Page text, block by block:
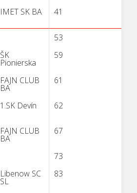
IMET SK BA 41
53
ŠK
Pionierska
59
FAJN CLUB
BA
61
1.SK Devín 62
FAJN CLUB
BA
67
73
Libenow SC
SL
83